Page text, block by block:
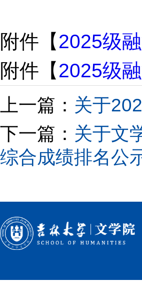
附件【2025级
附件【2025级
上一篇： 关于
下一篇： 关于文
综合成绩排名公